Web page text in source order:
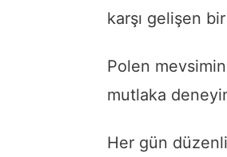
karşı gelişen
Polen
mutlaka
Her gün